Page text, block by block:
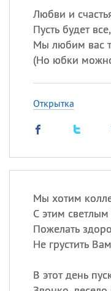
Любви и
Пусть будет
Мы любим вас
(Но юбки
Открытка
Мы хотим
С этим
Пожелать
Не грустить
В этот день